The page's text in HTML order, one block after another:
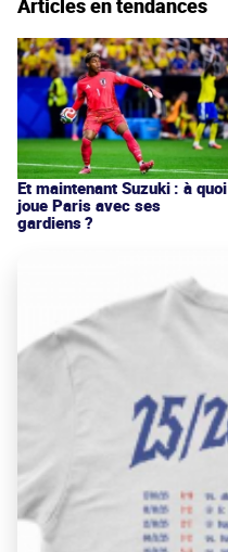
Et maintenant Suzuki : à quoi
joue Paris avec ses
gardiens ?